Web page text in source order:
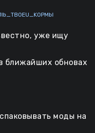
уже ищу
ближайших обновах
моды на